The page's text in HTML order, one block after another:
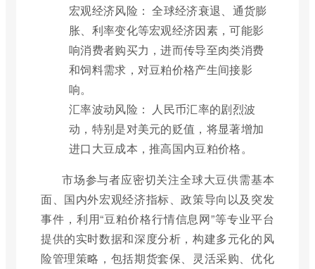
宏观经济风险： 全球经济衰退、通货膨
胀、利率变化等宏观经济因素，可能影
响消费者购买力，进而传导至肉类消费
和饲料需求，对豆粕价格产生间接影
响。
汇率波动风险： 人民币汇率的剧烈波
动，特别是对美元的贬值，将显著增加
进口大豆成本，推高国内豆粕价格。
市场参与者应密切关注全球大豆供需基本
面、国内外宏观经济指标、政策导向以及突发
事件，利用“豆粕价格行情信息网”等专业平台
提供的实时数据和深度分析，构建多元化的风
险管理策略，包括期货套保、灵活采购、优化